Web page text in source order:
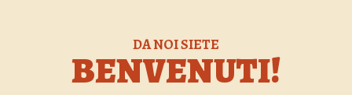
DA NOI SIETE
BENVENUTI!